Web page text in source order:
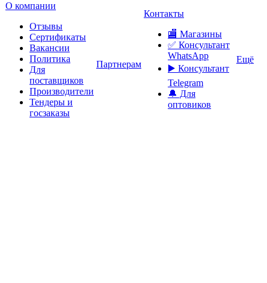
О компании
Отзывы
Сертификаты
Вакансии
Политика
Для
поставщиков
Производители
Тендеры и
госзаказы
Партнерам
Контакты
🏬 Магазины
✅️ Консультант
WhatsApp
▶️ Консультант
Telegram
🔔 Для
оптовиков
Ещё